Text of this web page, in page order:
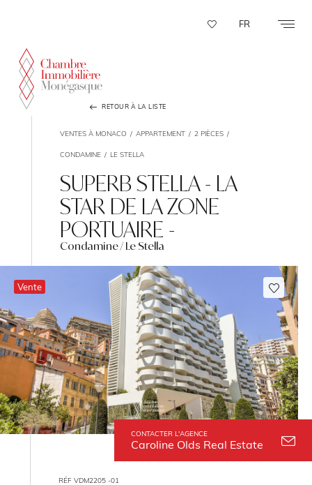
FR
RETOUR À LA LISTE
VENTES À MONACO APPARTEMENT 2 PIÈCES
CONDAMINE LE STELLA
SUPERB STELLA - LA
STAR DE LA ZONE
PORTUAIRE -
Condamine / Le Stella
CONTACTER L'AGENCE
Caroline Olds Real Estate
Vente
RÉF VDM2205 -01